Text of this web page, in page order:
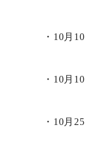
・10月
・10月
・10月